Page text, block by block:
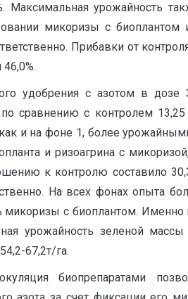
Максимальная урожайность
микоризы с биоплантом
Прибавки от
удобрения с азотом в дозе
по сравнению с контролем
и на фоне 1, более
и ризоагрина с
к контролю составило
На всех фонах опыта
микоризы с биоплантом. Именно
урожайность зеленой
67,2т/га.
биопрепаратами